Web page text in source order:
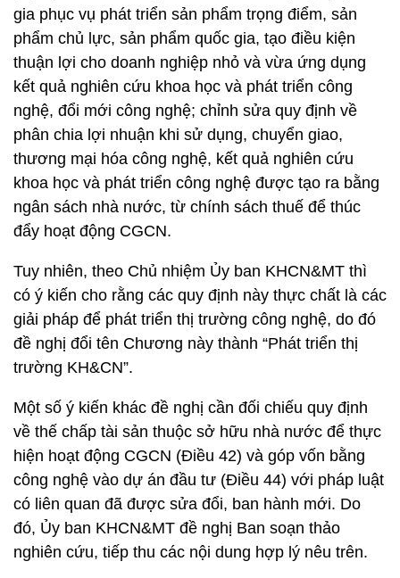
gia phục vụ phát triển sản phẩm trọng điểm, sản
phẩm chủ lực, sản phẩm quốc gia, tạo điều kiện
thuận lợi cho doanh nghiệp nhỏ và vừa ứng dụng
kết quả nghiên cứu khoa học và phát triển công
nghệ, đổi mới công nghệ; chỉnh sửa quy định về
phân chia lợi nhuận khi sử dụng, chuyển giao,
thương mại hóa công nghệ, kết quả nghiên cứu
khoa học và phát triển công nghệ được tạo ra bằng
ngân sách nhà nước, từ chính sách thuế để thúc
đẩy hoạt động CGCN.
Tuy nhiên, theo Chủ nhiệm Ủy ban KHCN&MT thì
có ý kiến cho rằng các quy định này thực chất là các
giải pháp để phát triển thị trường công nghệ, do đó
đề nghị đổi tên Chương này thành “Phát triển thị
trường KH&CN”.
Một số ý kiến khác đề nghị cần đối chiếu quy định
về thế chấp tài sản thuộc sở hữu nhà nước để thực
hiện hoạt động CGCN (Điều 42) và góp vốn bằng
công nghệ vào dự án đầu tư (Điều 44) với pháp luật
có liên quan đã được sửa đổi, ban hành mới. Do
đó, Ủy ban KHCN&MT đề nghị Ban soạn thảo
nghiên cứu, tiếp thu các nội dung hợp lý nêu trên.